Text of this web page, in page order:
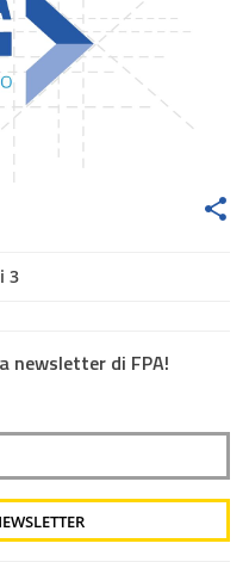
3
newsletter di FPA!